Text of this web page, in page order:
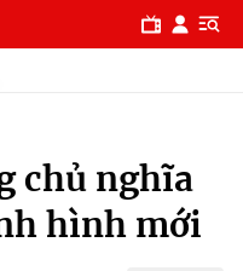
chủ nghĩa
hình mới